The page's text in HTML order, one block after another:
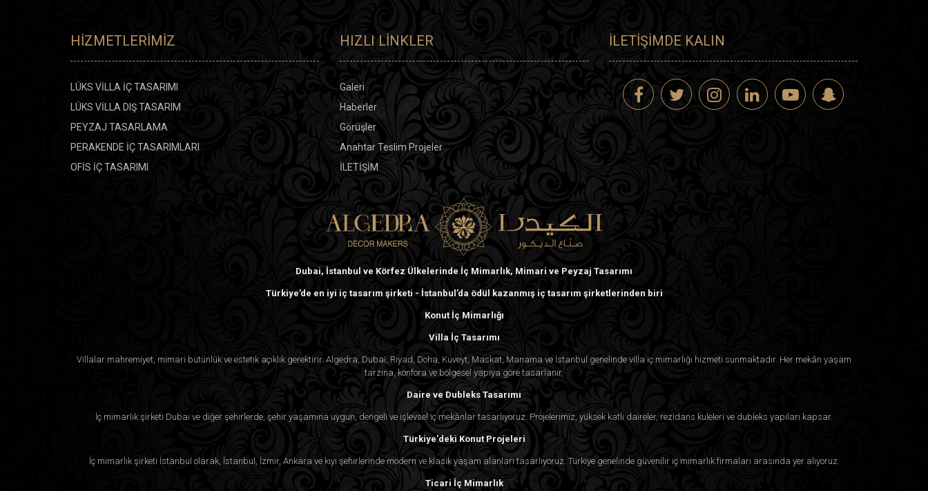
HIZMETLERIMIZ
LÜKS VİLLA İÇ TASARIMI
LÜKS VİLLA DIŞ TASARIM
PEYZAJ TASARLAMA
PERAKENDE İÇ TASARIMLARI
OFİS İÇ TASARIMI
HIZLI LINKLER
Galeri
Haberler
Görüşler
Anahtar Teslim Projeler
İLETİŞİM
İLETIŞIMDE KALIN
Dubai, İstanbul ve Körfez Ülkelerinde İç Mimarlık, Mimari ve Peyzaj Tasarımı
Türkiye’de en iyi iç tasarım şirketi - İstanbul’da ödül kazanmış iç tasarım şirketlerinden biri
Konut İç Mimarlığı
Villa İç Tasarımı
Villalar mahremiyet, mimari bütünlük ve estetik açıklık gerektirir. Algedra, Dubai, Riyad, Doha, Kuveyt, Maskat, Manama ve İstanbul genelinde villa iç mimarlığı hizmeti sunmaktadır. Her mekân yaşam
tarzına, konfora ve bölgesel yapıya göre tasarlanır.
Daire ve Dubleks Tasarımı
İç mimarlık şirketi Dubai ve diğer şehirlerde, şehir yaşamına uygun, dengeli ve işlevsel iç mekânlar tasarlıyoruz. Projelerimiz, yüksek katlı daireler, rezidans kuleleri ve dubleks yapıları kapsar.
Türkiye'deki Konut Projeleri
İç mimarlık şirketi İstanbul olarak, İstanbul, İzmir, Ankara ve kıyı şehirlerinde modern ve klasik yaşam alanları tasarlıyoruz. Türkiye genelinde güvenilir iç mimarlık firmaları arasında yer alıyoruz.
Ticari İç Mimarlık